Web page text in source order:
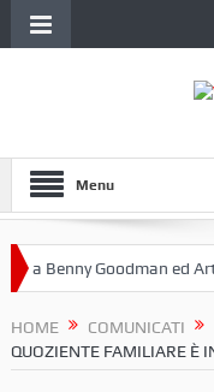
Menu
a Benny Goodman ed Artie
HOME COMUNICATI
QUOZIENTE FAMILIARE È